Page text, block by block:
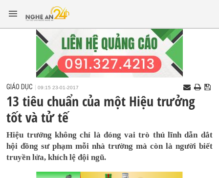
GIÁO DỤC 09:15 23-01-2017
13 tiêu chuẩn của một Hiệu trưởng
tốt và tử tế
Hiệu trưởng không chỉ là đóng vai trò thủ lĩnh dẫn dắt
hội đồng sư phạm mỗi nhà trường mà còn là người biết
truyền lửa, khích lệ đội ngũ.